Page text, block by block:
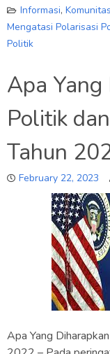
Informasi, Komunitas
Mengatasi Polarisasi
Politik
Apa
Politik
Tahun
February 22, 2023
Apa Yang